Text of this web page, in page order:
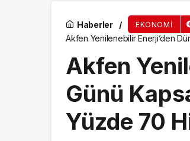
Haberler EKONOMI
Akfen Yenilenebilir Enerji’den
Akfen
Günü
Yüzde 70